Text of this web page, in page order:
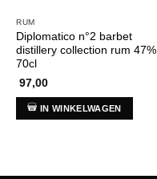
RUM
Diplomatico n°2 barbet
distillery collection rum 47%
70cl
97,00
IN WINKELWAGEN